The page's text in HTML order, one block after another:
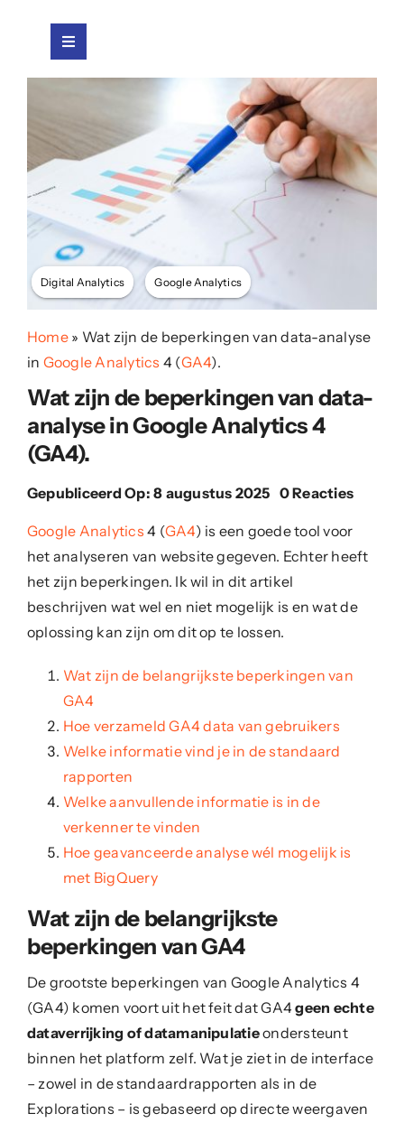
Toggle
Development
Digital Analytics
Over mij
Blog
Contact
Portfolio
Digital Analytics Google Analytics
Home» Wat zijn de beperkingen van data-analyse
in Google Analytics 4 (GA4).
Wat zijn de beperkingen van data-
analyse in Google Analytics 4
(GA4).
Gepubliceerd Op: 8 augustus 2025 0 Reactieson
de
data-
Google Analytics 4 (GA4) is een goede tool voor
het analyseren van website gegeven. Echter heeft
het zijn beperkingen. Ik wil in dit artikel
beschrijven wat wel en niet mogelijk is en wat de
oplossing kan zijn om dit op te lossen.
Wat zijn de belangrijkste beperkingen van
GA4
Hoe verzameld GA4 data van gebruikers
Welke informatie vind je in de standaard
rapporten
Welke aanvullende informatie is in de
verkenner te vinden
Hoe geavanceerde analyse wél mogelijk is
met BigQuery
Wat zijn de belangrijkste
beperkingen van GA4
De grootste beperkingen van Google Analytics 4
(GA4) komen voort uit het feit dat GA4geen echte
dataverrijking of datamanipulatieondersteunt
binnen het platform zelf. Wat je ziet in de interface
– zowel in de standaardrapporten als in de
Explorations – is gebaseerd op directe weergaven